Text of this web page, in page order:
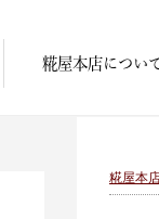
糀屋本店につい
糀屋本